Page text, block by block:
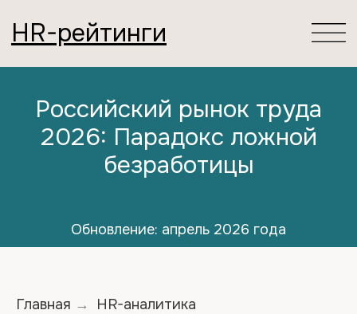
HR-рейтинги
Российский рынок труда
2026: Парадокс ложной
безработицы
Обновление: апрель 2026 года
Главная → HR-аналитика